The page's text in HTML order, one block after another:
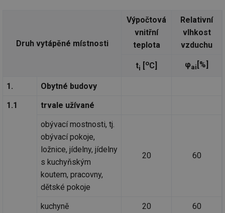
Druh vytápěné místnosti
Výpočtová
vnitřní
teplota
Relativní
vlhkost
vzduchu
ti [oC] φai [%]
1.
Obytné budovy
1.1
trvale užívané
obývací mostnosti, tj.
obývací pokoje,
ložnice, jídelny, jídelny
s kuchyňským
koutem, pracovny,
dětské pokoje
20 60
kuchyně 20
60